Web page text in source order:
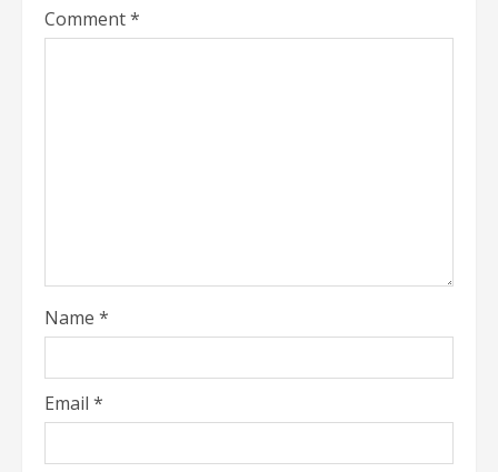
Comment*
Name *
Email *